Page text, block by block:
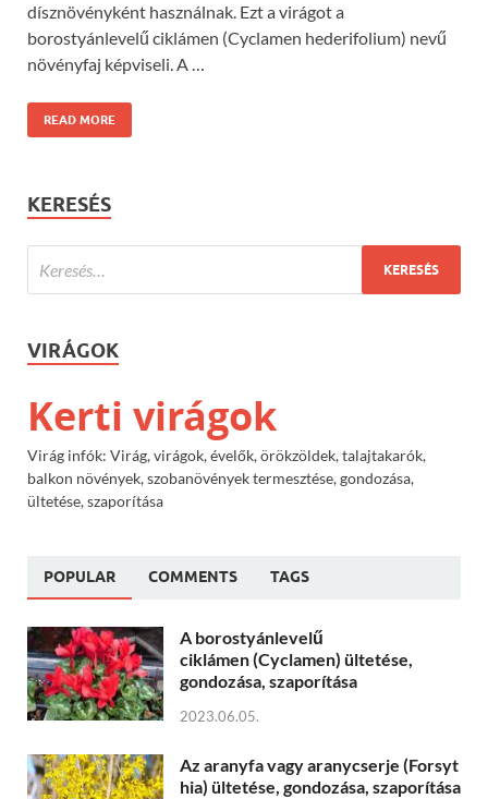
dísznövényként használnak. Ezt a virágot a
borostyánlevelű ciklámen (Cyclamen hederifolium) nevű
növényfaj képviseli. A …
READ MORE
KERESÉS
VIRÁGOK
Kerti virágok
Virág infók: Virág, virágok, évelők, örökzöldek, talajtakarók,
balkon növények, szobanövények termesztése, gondozása,
ültetése, szaporítása
POPULAR COMMENTS TAGS
A borostyánlevelű
ciklámen (Cyclamen) ültetése,
gondozása, szaporítása
2023.06.05.
Az aranyfa vagy aranycserje (Forsyt
hia) ültetése, gondozása, szaporítása